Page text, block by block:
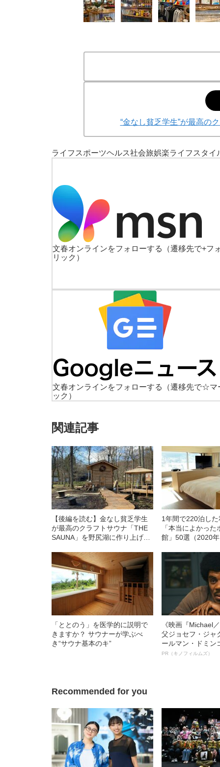
“金なし貧乏学生”が最高の
ライフ スポーツヘルス社会旅娯楽ライフスタイ
文春オンラインをフォローする
（遷移先で+フ
リック）
文春オンラインをフォローする
（遷移先で☆マ
ック）
関連記事
【後編を読む】金なし貧乏学生
が最高のクラフトサウナ「THE
SAUNA」を野尻湖に作り上げる
1年間で220泊し
「本当によかっ
館」50選（2020
「ととのう」を医学的に説明で
きますか？ サウナーが学ぶべ
き“サウナ基本のキ”
《映画『Michael
父ジョセフ・ジャ
ールマン・ドミン
ルインタビュー“
PR（キノフィルムズ）
Recommended for you